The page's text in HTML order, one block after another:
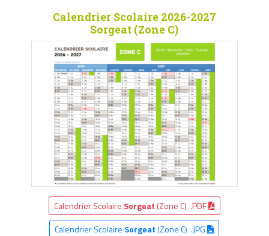
Calendrier Scolaire 2026-2027
Sorgeat (Zone C)
Calendrier Scolaire Sorgeat (Zone C) .PDF
Calendrier Scolaire Sorgeat(Zone C) .JPG